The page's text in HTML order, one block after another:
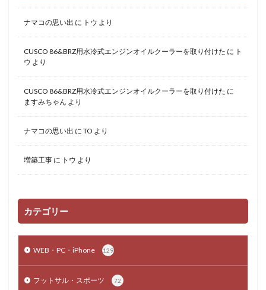
ナマコの思い出 に トウ より
CUSCO 86&BRZ用水冷式エンジンオイルクーラーを取り付けた に ト
ウ より
CUSCO 86&BRZ用水冷式エンジンオイルクーラーを取り付けた に
ますみちゃん より
ナマコの思い出 に TO より
増築工事 に トウ より
カテゴリー
WEB・PC・iPhone 129
フットサル・スポーツ 72